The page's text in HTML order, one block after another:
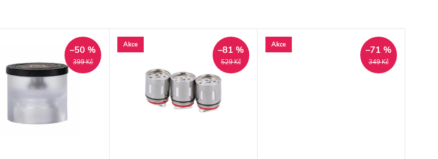
399 Kč
–50 % Akce
529 Kč
–81 % Akce
349 Kč
–71 %